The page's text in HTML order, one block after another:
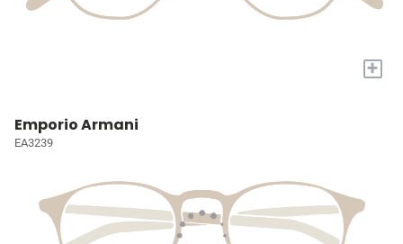
+
Emporio Armani
EA3239